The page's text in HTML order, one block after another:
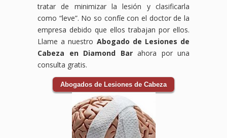
tratar de minimizar la lesión y clasificarla
como “leve”. No so confíe con el doctor de la
empresa debido que ellos trabajan por ellos.
Llame a nuestro Abogado de Lesiones de
Cabeza en Diamond Barahora por una
consulta gratis.
Abogados de Lesiones de Cabeza